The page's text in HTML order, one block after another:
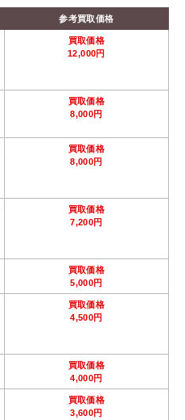
参考買取価格
買取価格
12,000円
買取価格
8,000円
買取価格
8,000円
買取価格
7,200円
買取価格
5,000円
買取価格
4,500円
買取価格
4,000円
買取価格
3,600円